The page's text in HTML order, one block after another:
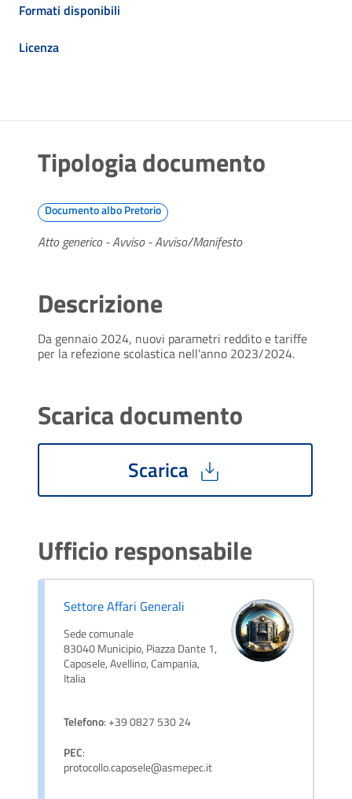
Formati disponibili
Licenza
Tipologia documento
Documento albo Pretorio
Atto generico - Avviso - Avviso/Manifesto
Descrizione
Da gennaio 2024, nuovi parametri reddito e tariffe
per la refezione scolastica nell'anno 2023/2024.
Scarica documento
Scarica
Ufficio responsabile
Settore Affari Generali
Sede comunale
83040 Municipio, Piazza Dante 1,
Caposele, Avellino, Campania,
Italia
Telefono: +39 0827 530 24
PEC:
protocollo.caposele@asmepec.it